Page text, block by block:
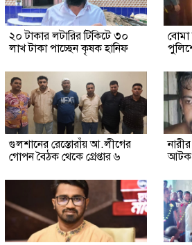
২০ টাকার লটারির টিকিটে ৩০
লাখ টাকা পাচ্ছেন কৃষক হানিফ
বোমা
গুলশানের রেস্তোরাঁয় আ.লীগের
গোপন বৈঠক থেকে গ্রেপ্তার ৬
আটক,